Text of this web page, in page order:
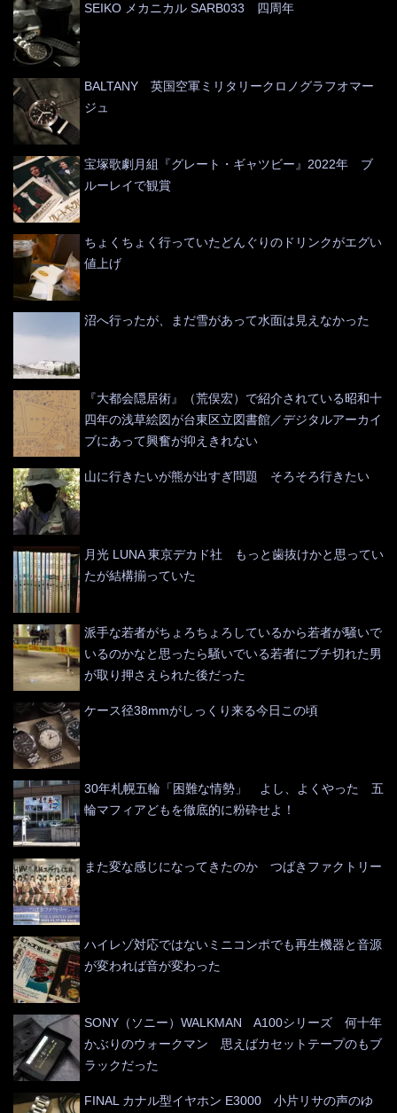
SEIKO メカニカル SARB033 四周年
BALTANY 英国空軍ミリタリークロノグラフオマー
ジュ
宝塚歌劇月組『グレート・ギャツビー』2022年 ブ
ルーレイで観賞
ちょくちょく行っていたどんぐりのドリンクがエグい
値上げ
沼へ行ったが、まだ雪があって水面は見えなかった
『大都会隠居術』（荒俣宏）で紹介されている昭和十
四年の浅草絵図が台東区立図書館／デジタルアーカイ
ブにあって興奮が抑えきれない
山に行きたいが熊が出すぎ問題 そろそろ行きたい
月光 LUNA 東京デカド社 もっと歯抜けかと思ってい
たが結構揃っていた
派手な若者がちょろちょろしているから若者が騒いで
いるのかなと思ったら騒いでいる若者にブチ切れた男
が取り押さえられた後だった
ケース径38mmがしっくり来る今日この頃
30年札幌五輪「困難な情勢」 よし、よくやった 五
輪マフィアどもを徹底的に粉砕せよ！
また変な感じになってきたのか つばきファクトリー
ハイレゾ対応ではないミニコンポでも再生機器と音源
が変われば音が変わった
SONY（ソニー）WALKMAN A100シリーズ 何十年
かぶりのウォークマン 思えばカセットテープのもブ
ラックだった
FINAL カナル型イヤホン E3000 小片リサの声のゆ